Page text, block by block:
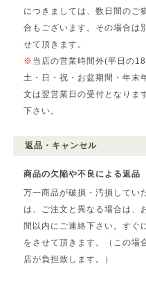
につきましては、数日間のご
合もございます。その場合は
せて頂きます。
※ 当店の営業時間外(平日の18
土・日・祝・お盆期間・年末
文は翌営業日の受付となりま
下さい。
返品・キャンセル
商品の欠陥や不良による返品
万一商品が破損・汚損してい
は、ご注文と異なる場合は、
間以内にご連絡下さい。すぐ
をさせて頂きます。（この場
店が負担致します。）